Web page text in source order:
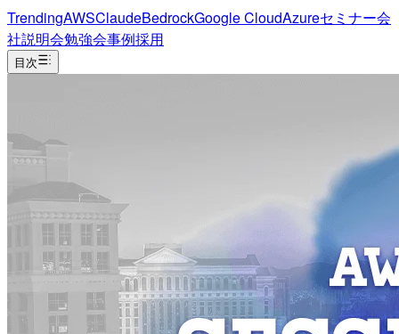
TrendingAWSClaudeBedrockGoogle CloudAzureセミナー会
社説明会勉強会事例採用
目次